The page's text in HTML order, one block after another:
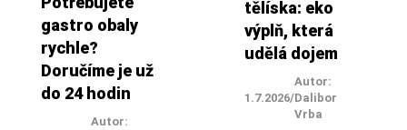
gastro obaly
rychle?
Doručíme je už
do 24 hodin
Autor:
tělíska: eko
výplň, která
udělá dojem
1.7.2026/
Autor:
Dalibor
Vrba